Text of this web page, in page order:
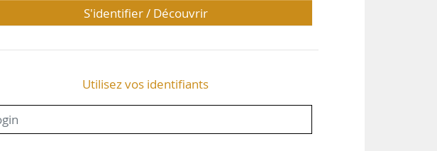
S'identifier / Découvrir
Utilisez vos identifiants